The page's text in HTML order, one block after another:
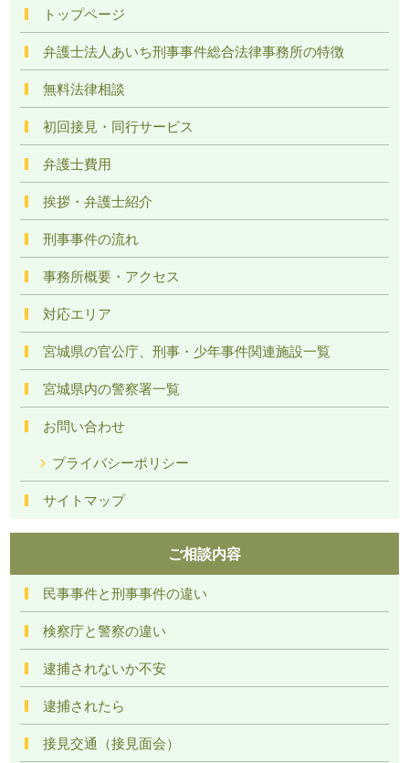
トップページ
弁護士法人あいち刑事事件総合法律事務所の特徴
無料法律相談
初回接見・同行サービス
弁護士費用
挨拶・弁護士紹介
刑事事件の流れ
事務所概要・アクセス
対応エリア
宮城県の官公庁、刑事・少年事件関連施設一覧
宮城県内の警察署一覧
お問い合わせ
プライバシーポリシー
サイトマップ
ご相談内容
民事事件と刑事事件の違い
検察庁と警察の違い
逮捕されないか不安
逮捕されたら
接見交通（接見面会）